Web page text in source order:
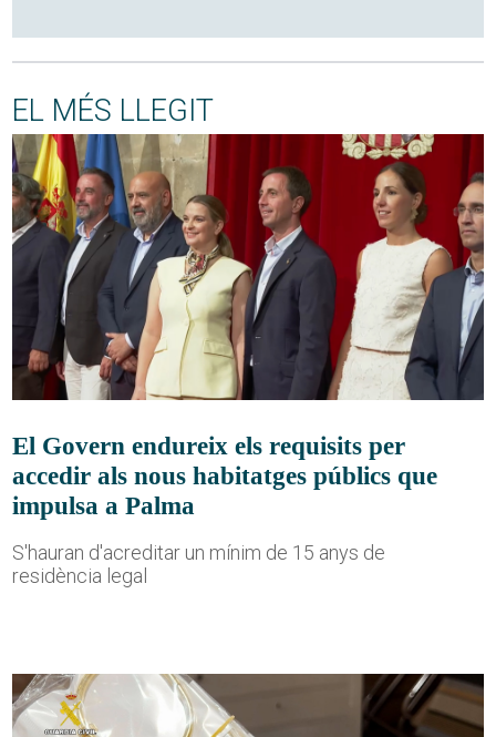
EL MÉS LLEGIT
El Govern endureix els requisits per
accedir als nous habitatges públics que
impulsa a Palma
S'hauran d'acreditar un mínim de 15 anys de
residència legal